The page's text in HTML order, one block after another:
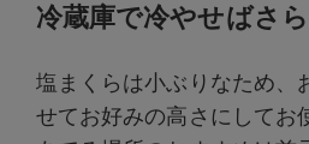
冷蔵庫で冷やせばさ
塩まくらは小ぶりなため、
せてお好みの高さにしてお